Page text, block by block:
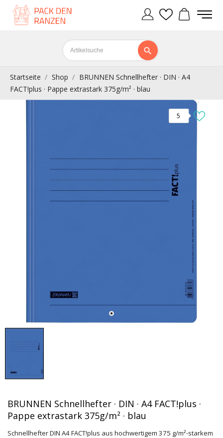
Startseite Shop
BRUNNEN Schnellhefter · DIN · A4
FACT!plus · Pappe extrastark 375g/m² · blau
5
BRUNNEN Schnellhefter · DIN · A4 FACT!plus ·
Pappe extrastark 375g/m² · blau
Schnellhefter DIN A4 FACT!plus aus hochwertigem 375 g/m²-starkem